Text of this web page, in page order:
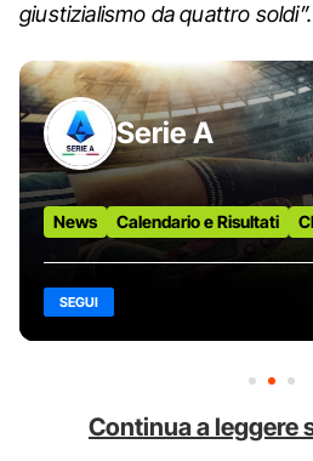
giustizialismo da quattro soldi”.
Serie A
News Calendario e Risultati
SEGUI
Continua a leggere